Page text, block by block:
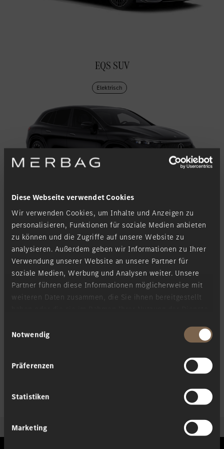
Diese Webseite verwendet Cookies
Wir verwenden Cookies, um Inhalte und Anzeigen zu
personalisieren, Funktionen für soziale Medien anbieten
zu können und die Zugriffe auf unsere Website zu
analysieren. Außerdem geben wir Informationen zu Ihrer
Verwendung unserer Website an unsere Partner für
soziale Medien, Werbung und Analysen weiter. Unsere
Partner führen diese Informationen möglicherweise mit
weiteren Daten zusammen, die Sie ihnen bereitgestellt
Notwendig
Präferenzen
Statistiken
Marketing
Standort favorisieren
EQS SUV
Elektrisch
Mercedes-Maybach EQS SUV
Elektrisch